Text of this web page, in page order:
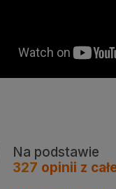
Na podstawie
327 opinii z